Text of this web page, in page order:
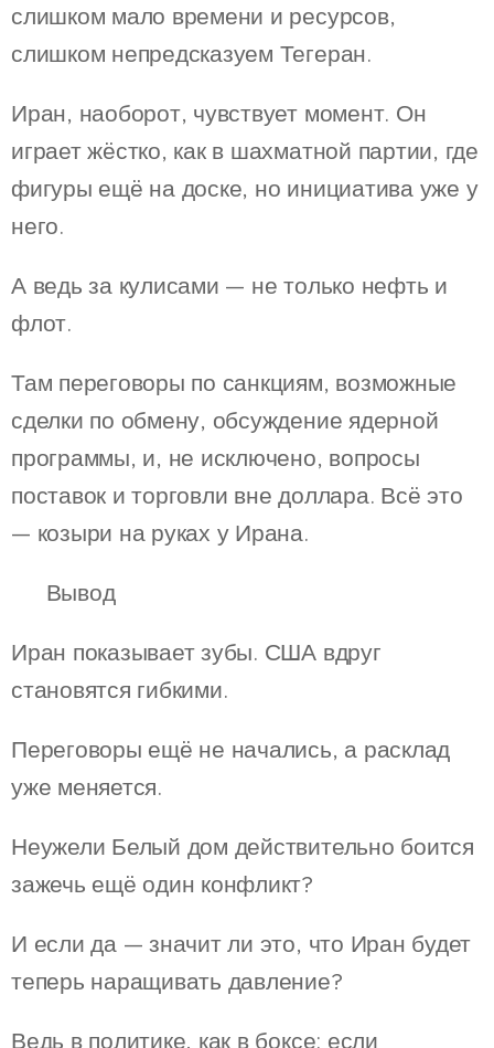
слишком мало времени и ресурсов,
слишком непредсказуем Тегеран.
Иран, наоборот, чувствует момент. Он
играет жёстко, как в шахматной партии, где
фигуры ещё на доске, но инициатива уже у
него.
А ведь за кулисами — не только нефть и
флот.
Там переговоры по санкциям, возможные
сделки по обмену, обсуждение ядерной
программы, и, не исключено, вопросы
поставок и торговли вне доллара. Всё это
— козыри на руках у Ирана.
📌 Вывод
Иран показывает зубы. США вдруг
становятся гибкими.
Переговоры ещё не начались, а расклад
уже меняется.
Неужели Белый дом действительно боится
зажечь ещё один конфликт?
И если да — значит ли это, что Иран будет
теперь наращивать давление?
Ведь в политике, как в боксе: если